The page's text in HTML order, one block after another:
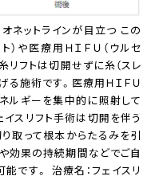
ネットラインが目立つ この
）や医療用ＨＩＦＵ（ウルセ
リフトは切開せずに糸（スレ
る施術です。医療用ＨＩＦＵ
ルギーを集中的に照射して
スリフト手術は切開を伴う
取って根本からたるみを引
効果の持続期間などでご自
です。 治療名：フェイスリ